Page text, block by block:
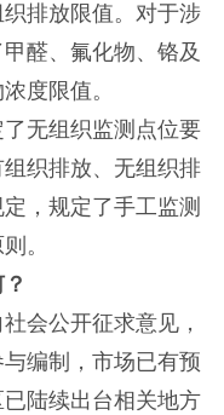
排放限值。对于涉
醛、氟化物、铬及
度限值。
无组织监测点位要
织排放、无组织排
，规定了手工监测
。
会公开征求意见，
编制，市场已有预
陆续出台相关地方